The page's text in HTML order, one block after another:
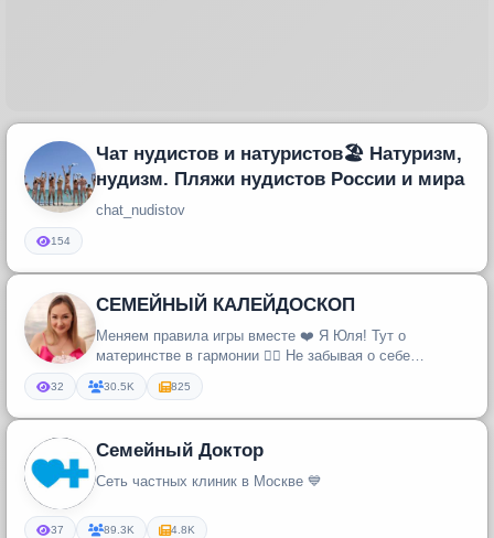
Чат нудистов и натуристов🏖 Натуризм,
нудизм. Пляжи нудистов России и мира
chat_nudistov
154
СЕМЕЙНЫЙ КАЛЕЙДОСКОП
Меняем правила игры вместе ❤️ Я Юля! Тут о
материнстве в гармонии 🧘‍♀️ Не забывая о себе
любимой!
32 30.5K 825
Семейный Доктор
Сеть частных клиник в Москве 💙
37 89.3K 4.8K